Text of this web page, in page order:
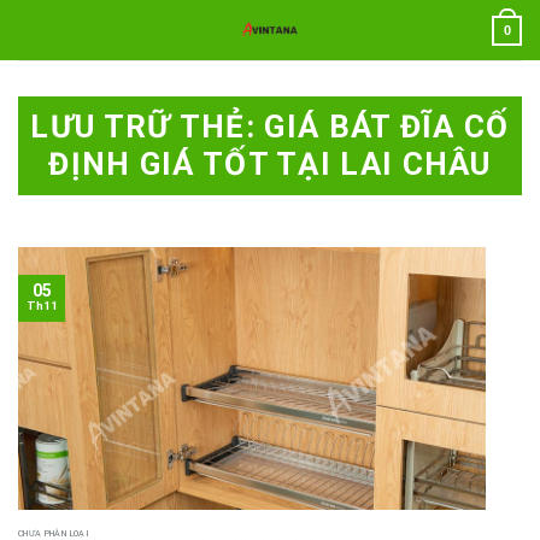
nội
0
LƯU TRỮ THẺ: GIÁ BÁT ĐĨA CỐ
ĐỊNH GIÁ TỐT TẠI LAI CHÂU
CHƯA PHÂN LOẠI
05
Th11